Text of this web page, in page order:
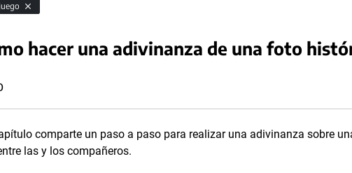
hacer una adivinanza de una foto
comparte un paso a paso para realizar una adivinanza sobre
las y los compañeros.